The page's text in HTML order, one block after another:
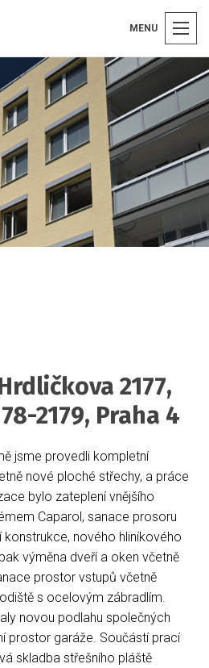
MENU
2177,
2179, Praha 4
jsme provedli kompletní
nové ploché střechy, a práce
bylo zateplení vnějšího
Caparol, sanace prosoru
konstrukce, nového hliníkového
výměna dveří a oken včetně
prostor vstupů včetně
s ocelovým zábradlím.
novou podlahu společných
prostor garáže. Součástí prací
skladba střešního pláště